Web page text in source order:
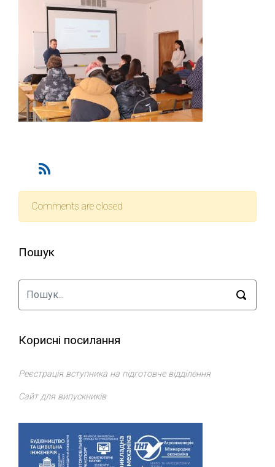
Comments are closed
Пошук
Корисні посилання
Реєстрація вступника на підготовче відділення
Сайт для випускників